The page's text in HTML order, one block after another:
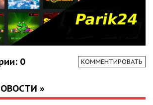
0 КОММЕНТИРОВАТЬ
»